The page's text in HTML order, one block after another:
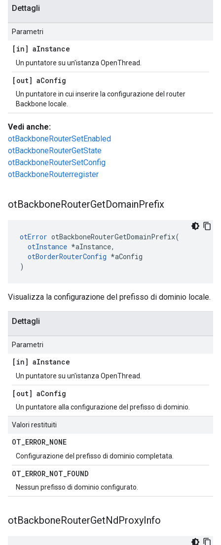
Dettagli
Parametri
[in] aInstance
Un puntatore su un'istanza OpenThread.
[out] aConfig
Un puntatore in cui inserire la configurazione del router
Backbone locale.
Vedi anche:
otBackboneRouterSetEnabled
otBackboneRouterGetState
otBackboneRouterSetConfig
otBackboneRouterregister
otBackboneRouterGetDomainPrefix
otError otBackboneRouterGetDomainPrefix(
otInstance *aInstance,
otBorderRouterConfig *aConfig
)
Visualizza la configurazione del prefisso di dominio locale.
Dettagli
Parametri
[in] aInstance
Un puntatore su un'istanza OpenThread.
[out] aConfig
Un puntatore alla configurazione del prefisso di dominio.
Valori restituiti
OT_ERROR_NONE
Configurazione del prefisso di dominio completata.
OT_ERROR_NOT_FOUND
Nessun prefisso di dominio configurato.
otBackboneRouterGetNdProxyInfo